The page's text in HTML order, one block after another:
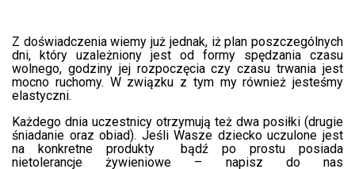
Z doświadczenia wiemy już jednak, iż plan poszczególnych
dni, który uzależniony jest od formy spędzania czasu
wolnego, godziny jej rozpoczęcia czy czasu trwania jest
mocno ruchomy. W związku z tym my również jesteśmy
elastyczni.
Każdego dnia uczestnicy otrzymują też dwa posiłki (drugie
śniadanie oraz obiad). Jeśli Wasze dziecko uczulone jest
na konkretne produktybądź po prostu posiada
nietolerancje żywieniowe – napisz do nas